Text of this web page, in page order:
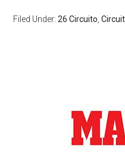
Filed Under:26 Circuito ,